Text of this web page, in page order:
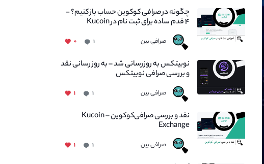
چگونه در صرافی کوکوین حساب باز کنیم؟ -
۴ قدم ساده برای ثبت نام در Kucoin
صرافی بین ۱ ۰
نوبیتکس به روزرسانی شد – به روز رسانی نقد
و بررسی صرافی نوبیتکس
صرافی بین ۱ ۱
نقد و بررسی صرافی‌کوکوین – Kucoin
Exchange
صرافی بین ۱ ۱